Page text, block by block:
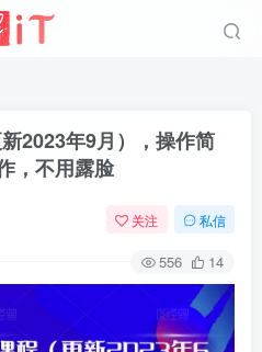
2023年9月），操作简
，不用露脸
关注 私信
556 14